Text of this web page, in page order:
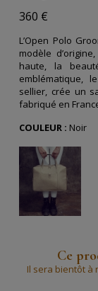
360 €
L’Open Polo
modèle
haute, la
emblématique,
sellier, crée un
fabriqué en
COULEUR : Noir
Ce
Il sera bientôt à